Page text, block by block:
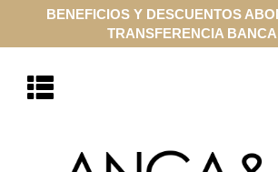
BENEFICIOS Y DESCUENTOS
TRANSFERENCIA